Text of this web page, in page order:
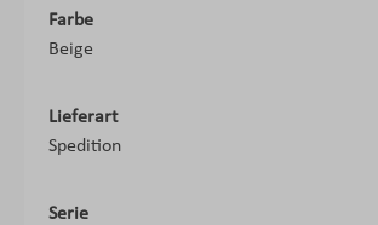
Farbe
Beige
Lieferart
Spedition
Serie